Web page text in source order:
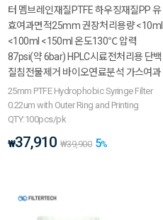
터 멤브레인재질PTFE 하우징재질PP 유
효여과면적25mm 권장처리용량 <10ml
<100ml <150ml 온도130℃ 압력
87psi(약 6bar) HPLC시료전처리용 단백
질침전물제거 바이오연료분석 가스여과
25mm PTFE Hydrophobic Syringe Filter
0.22um with Outer Ring and Printing
QTY:100pcs/pk
₩37,910 ₩39,900 5%